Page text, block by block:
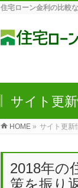
住宅ローン金利の比較
サイト更
HOME » サイト更新
2018年の
策を振り